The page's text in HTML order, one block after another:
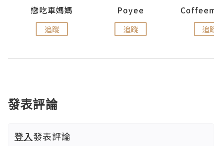
戀吃車媽媽
追蹤
Poyee
追蹤 追蹤
發表評論
登入發表評論